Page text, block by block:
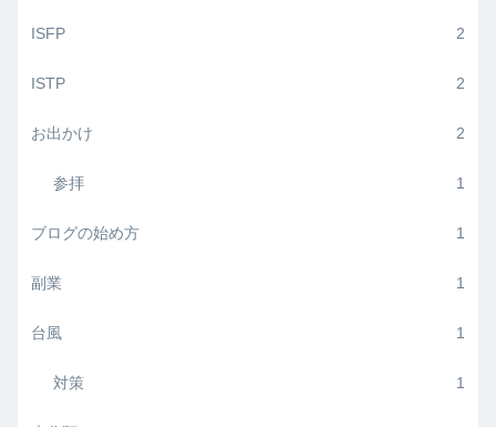
ISFP 2
ISTP 2
お出かけ 2
参拝 1
ブログの始め方 1
副業 1
台風 1
対策 1